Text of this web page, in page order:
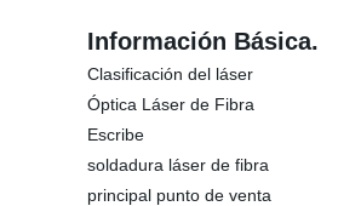
Información Básica.
Clasificación del láser
Óptica Láser de Fibra
Escribe
soldadura láser de fibra
principal punto de venta